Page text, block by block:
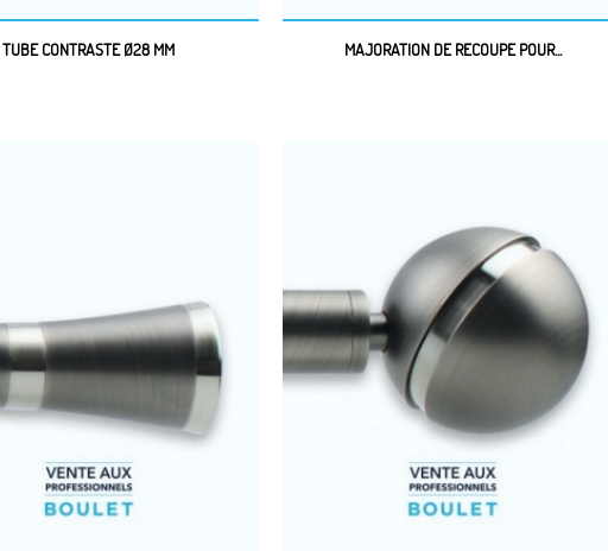
TUBE CONTRASTE Ø28 MM MAJORATION DE RECOUPE POUR...